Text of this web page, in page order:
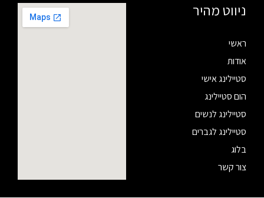
ניווט מהיר
ראשי
אודות
סטיילינג אישי
הום סטיילינג
סטיילינג לנשים
סטיילינג לגברים
בלוג
צור קשר